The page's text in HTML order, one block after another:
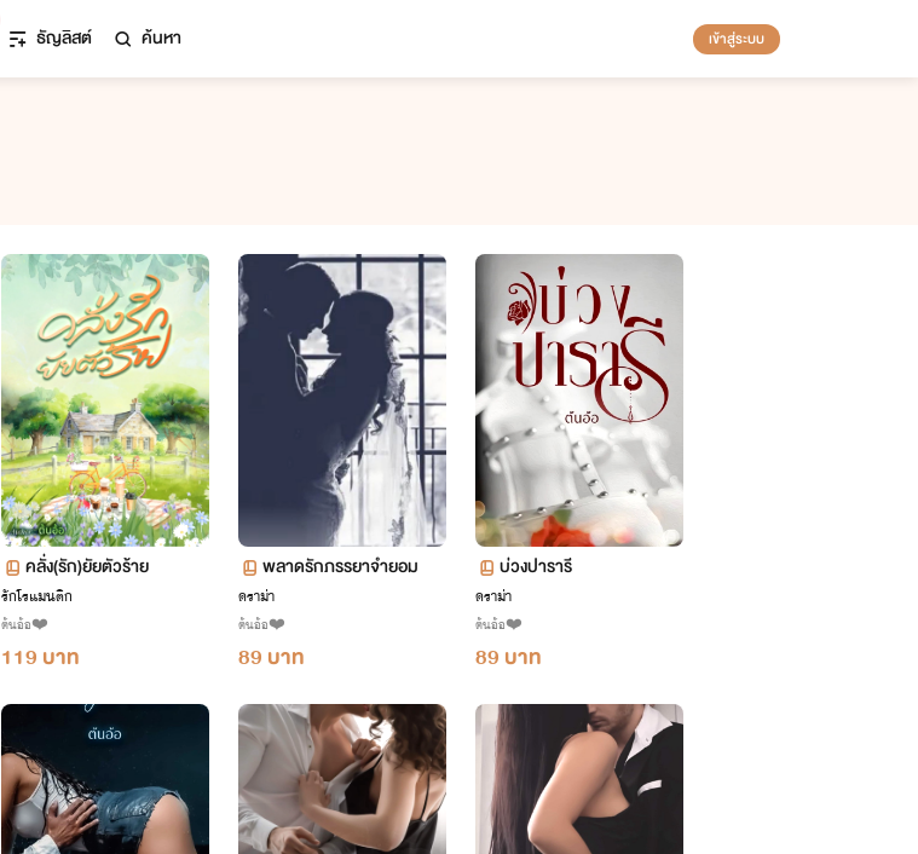
ธัญลิสต์ ค้นหา เข้าสู่ระบบ
คลั่ง(รัก)ยัยตัวร้าย
รักโรแมนติก
ต้นอ้อ❤️
119 บาท
พลาดรักภรรยาจำยอม
ดราม่า
ต้นอ้อ❤️
89 บาท
บ่วงปารารี
ดราม่า
ต้นอ้อ❤️
89 บาท